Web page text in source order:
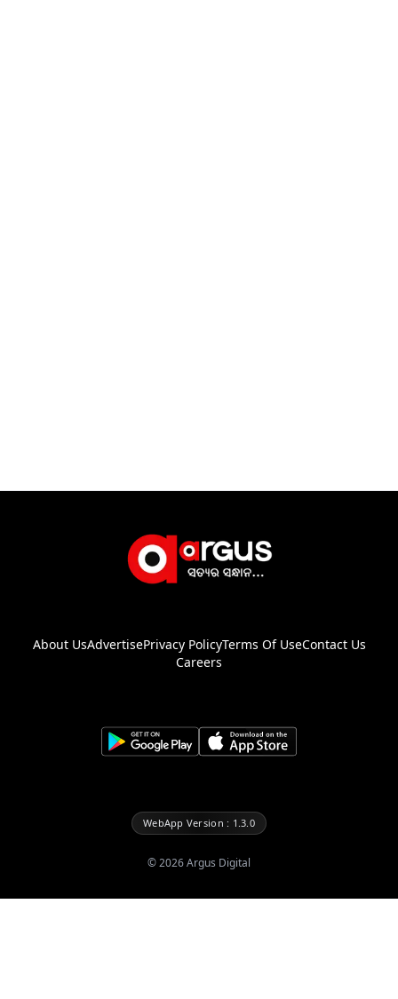
About UsAdvertisePrivacy PolicyTerms Of UseContact Us
Careers
WebApp Version : 1.3.0
©2026Argus Digital